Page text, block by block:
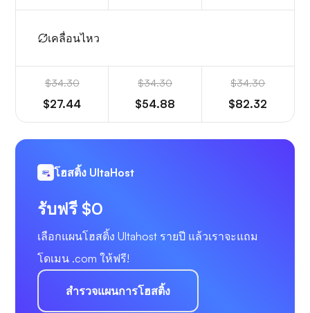
เคลื่อนไหว
$34.30
$27.44
$34.30
$54.88
$34.30
$82.32
โฮสติ้ง UltaHost
รับฟรี $0
เลือกแผนโฮสติ้ง Ultahost รายปี แล้วเราจะแถม
โดเมน .com ให้ฟรี!
สำรวจแผนการโฮสติ้ง